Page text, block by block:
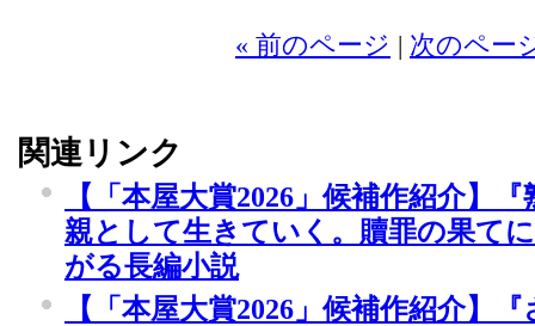
« 前のページ | 次のペー
関連リンク
【「本屋大賞2026」候補作紹介】
親として生きていく。贖罪の果て
がる長編小説
【「本屋大賞2026」候補作紹介】